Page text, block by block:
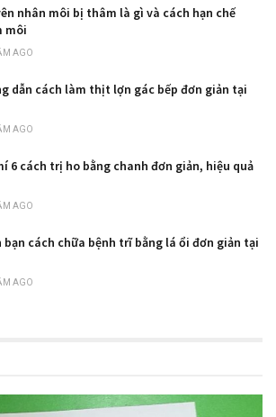
nhân môi bị thâm là gì và cách hạn chế
môi
AGO
dẫn cách làm thịt lợn gác bếp đơn giản tại
AGO
6 cách trị ho bằng chanh đơn giản, hiệu quả
AGO
bạn cách chữa bệnh trĩ bằng lá ổi đơn giản tại
AGO